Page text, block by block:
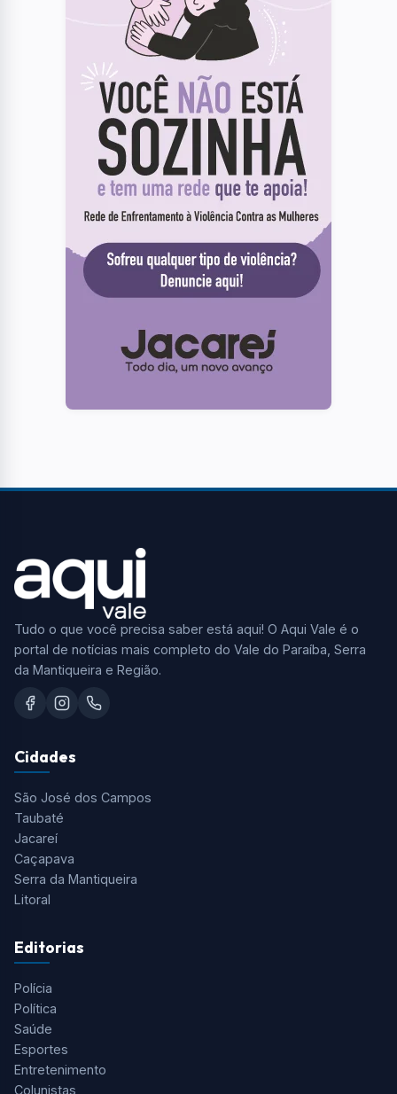
Tudo o que você precisa saber está aqui! O Aqui Vale é o
portal de notícias mais completo do Vale do Paraíba, Serra
da Mantiqueira e Região.
Cidades
São José dos Campos
Taubaté
Jacareí
Caçapava
Serra da Mantiqueira
Litoral
Editorias
Polícia
Política
Saúde
Esportes
Entretenimento
Colunistas